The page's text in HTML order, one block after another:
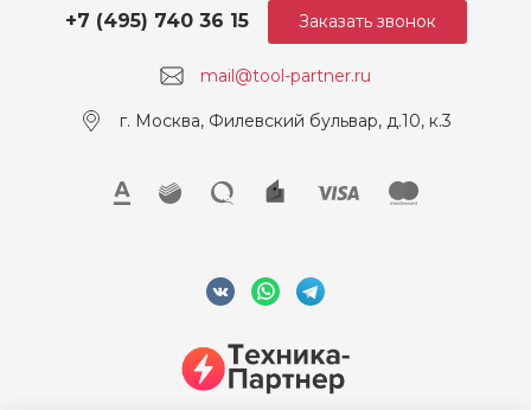
mail@tool-partner.ru
+7 (495) 740 36 15
г. Москва, Филевский бульвар, д.10, к.3
Заказать звонок